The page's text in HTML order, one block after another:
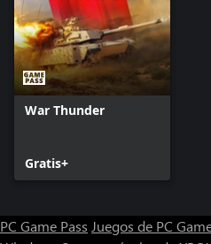
War Thunder
Gratis+
PC Game Pass Juegos de PC